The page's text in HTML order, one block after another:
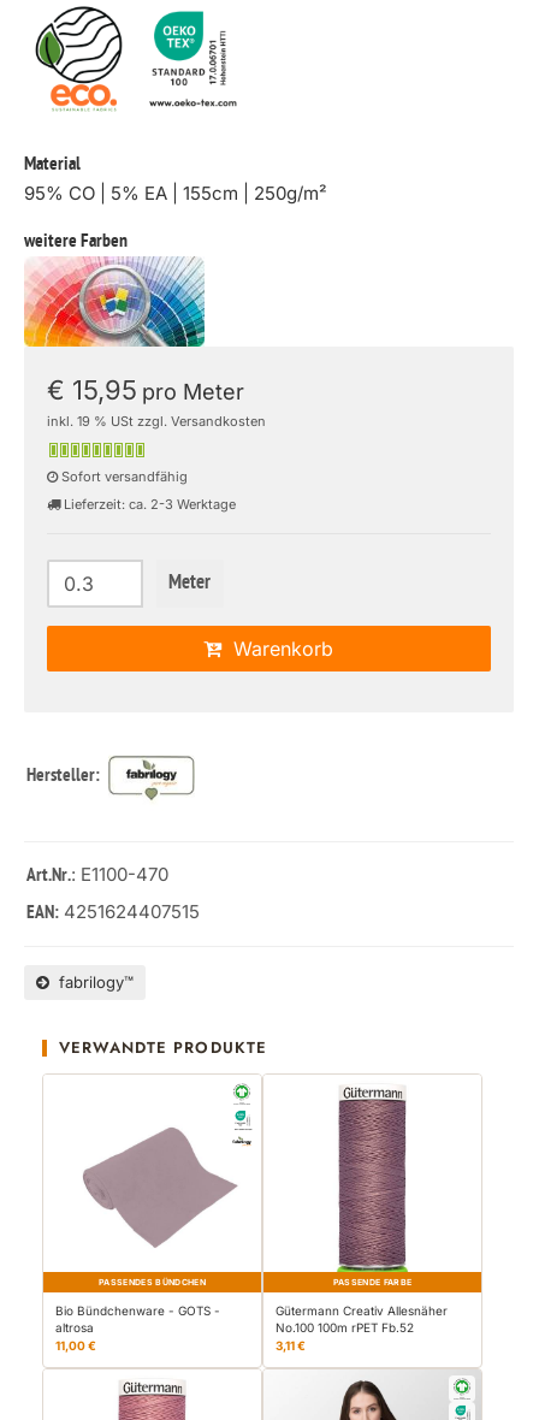
Material
95% CO | 5% EA | 155cm | 250g/m²
weitere Farben
€ 15,95 pro Meter
inkl. 19 % USt zzgl. Versandkosten
Sofort versandfähig
Lieferzeit: ca. 2-3 Werktage
Meter
Warenkorb
Hersteller:
Art.Nr.: E1100-470
EAN: 4251624407515
fabrilogy™
VERWANDTE PRODUKTE
PASSENDES BÜNDCHEN
Bio Bündchenware - GOTS -
altrosa
11,00 €
PASSENDE FARBE
Gütermann Creativ Allesnäher
No.100 100m rPET Fb.52
3,11 €